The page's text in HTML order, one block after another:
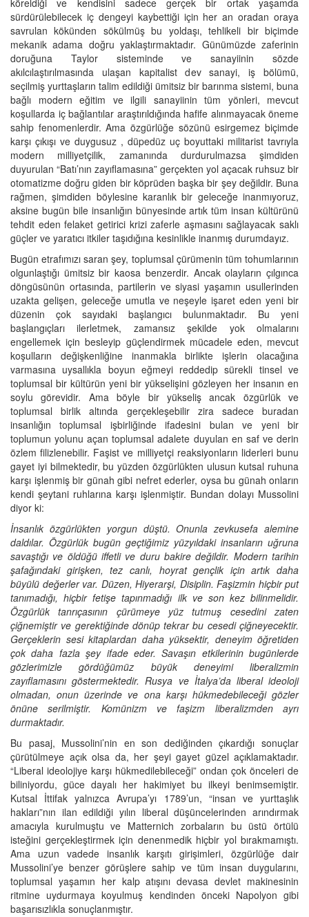
sürdürülebilecek iç dengeyi kaybettiği için her an oradan oraya
savrulan kökünden sökülmüş bu yoldaşı, tehlikeli bir biçimde
mekanik adama doğru yaklaştırmaktadır. Günümüzde zaferinin
doruğuna Taylor sisteminde ve sanayiinin sözde
akılcılaştırılmasında ulaşan kapitalist dev sanayi, iş bölümü,
seçilmiş yurttaşların talim edildiği ümitsiz bir barınma sistemi, buna
bağlı modern eğitim ve ilgili sanayiinin tüm yönleri, mevcut
koşullarda iç bağlantılar araştırıldığında hafife alınmayacak öneme
sahip fenomenlerdir. Ama özgürlüğe sözünü esirgemez biçimde
karşı çıkışı ve duygusuz , düpedüz uç boyuttaki militarist tavrıyla
modern milliyetçilik, zamanında durdurulmazsa şimdiden
duyurulan “Batı’nın zayıflamasına” gerçekten yol açacak ruhsuz bir
otomatizme doğru giden bir köprüden başka bir şey değildir. Buna
rağmen, şimdiden böylesine karanlık bir geleceğe inanmıyoruz,
aksine bugün bile insanlığın bünyesinde artık tüm insan kültürünü
tehdit eden felaket getirici krizi zaferle aşmasını sağlayacak saklı
güçler ve yaratıcı itkiler taşıdığına kesinlikle inanmış durumdayız.
Bugün etrafımızı saran şey, toplumsal çürümenin tüm tohumlarının
olgunlaştığı ümitsiz bir kaosa benzerdir. Ancak olayların çılgınca
döngüsünün ortasında, partilerin ve siyasi yaşamın usullerinden
uzakta gelişen, geleceğe umutla ve neşeyle işaret eden yeni bir
düzenin çok sayıdaki başlangıcı bulunmaktadır. Bu yeni
başlangıçları ilerletmek, zamansız şekilde yok olmalarını
engellemek için besleyip güçlendirmek mücadele eden, mevcut
koşulların değişkenliğine inanmakla birlikte işlerin olacağına
varmasına uysallıkla boyun eğmeyi reddedip sürekli tinsel ve
toplumsal bir kültürün yeni bir yükselişini gözleyen her insanın en
soylu görevidir. Ama böyle bir yükseliş ancak özgürlük ve
toplumsal birlik altında gerçekleşebilir zira sadece buradan
insanlığın toplumsal işbirliğinde ifadesini bulan ve yeni bir
toplumun yolunu açan toplumsal adalete duyulan en saf ve derin
özlem filizlenebilir. Faşist ve milliyetçi reaksiyonların liderleri bunu
gayet iyi bilmektedir, bu yüzden özgürlükten ulusun kutsal ruhuna
karşı işlenmiş bir günah gibi nefret ederler, oysa bu günah onların
kendi şeytani ruhlarına karşı işlenmiştir. Bundan dolayı Mussolini
diyor ki:
İnsanlık özgürlükten yorgun düştü. Onunla zevkusefa alemine
daldılar. Özgürlük bugün geçtiğimiz yüzyıldaki insanların uğruna
savaştığı ve öldüğü iffetli ve duru bakire değildir. Modern tarihin
şafağındaki girişken, tez canlı, hoyrat gençlik için artık daha
büyülü değerler var. Düzen, Hiyerarşi, Disiplin. Faşizmin hiçbir put
tanımadığı, hiçbir fetişe tapınmadığı ilk ve son kez bilinmelidir.
Özgürlük tanrıçasının çürümeye yüz tutmuş cesedini zaten
çiğnemiştir ve gerektiğinde dönüp tekrar bu cesedi çiğneyecektir.
Gerçeklerin sesi kitaplardan daha yüksektir, deneyim öğretiden
çok daha fazla şey ifade eder. Savaşın etkilerinin bugünlerde
gözlerimizle gördüğümüz büyük deneyimi liberalizmin
zayıflamasını göstermektedir. Rusya ve İtalya’da liberal ideoloji
olmadan, onun üzerinde ve ona karşı hükmedebileceği gözler
önüne serilmiştir. Komünizm ve faşizm liberalizmden ayrı
durmaktadır.
Bu pasaj, Mussolini’nin en son dediğinden çıkardığı sonuçlar
çürütülmeye açık olsa da, her şeyi gayet güzel açıklamaktadır.
“Liberal ideolojiye karşı hükmedilebileceği” ondan çok önceleri de
biliniyordu, güce dayalı her hakimiyet bu ilkeyi benimsemiştir.
Kutsal İttifak yalnızca Avrupa’yı 1789’un, “insan ve yurttaşlık
hakları”nın ilan edildiği yılın liberal düşüncelerinden arındırmak
amacıyla kurulmuştu ve Matternich zorbaların bu üstü örtülü
isteğini gerçekleştirmek için denenmedik hiçbir yol bırakmamıştı.
Ama uzun vadede insanlık karşıtı girişimleri, özgürlüğe dair
Mussolini’ye benzer görüşlere sahip ve tüm insan duygularını,
toplumsal yaşamın her kalp atışını devasa devlet makinesinin
ritmine uydurmaya koyulmuş kendinden önceki Napolyon gibi
başarısızlıkla sonuçlanmıştır.